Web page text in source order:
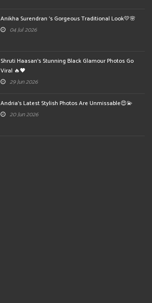
Anikha Surendran 's Gorgeous Traditional Look💛🌸
04 Jul 2026
Shruti Haasan's Stunning Black Glamour Photos Go
Viral 🔥🖤
29 Jun 2026
Andria's Latest Stylish Photos Are Unmissable😍💫
20 Jun 2026